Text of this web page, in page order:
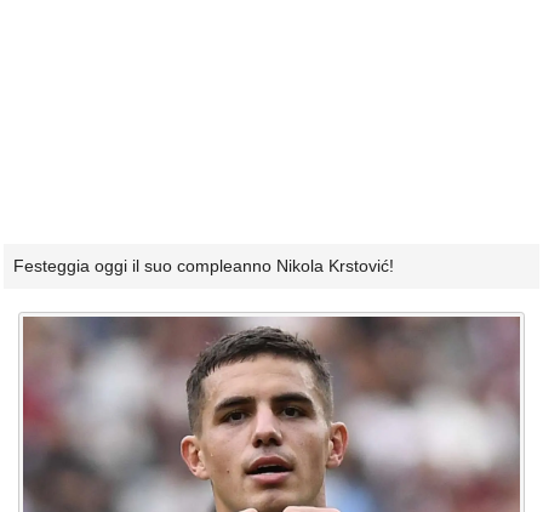
Festeggia oggi il suo compleanno Nikola Krstović!